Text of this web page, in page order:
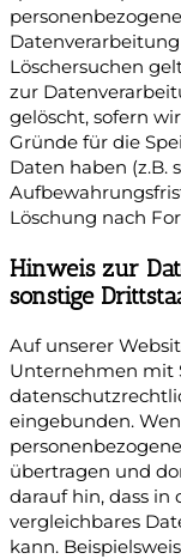
Löschersuchen
zur
gelöscht, sofern
Gründe für die
Daten haben (z.B.
Löschung nach
Hinweis zur
sonstige
Auf unserer
Unternehmen mit
eingebunden.
übertragen und
darauf hin, dass in
vergleichbares
kann.